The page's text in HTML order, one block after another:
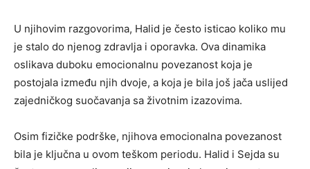
U njihovim razgovorima, Halid je često isticao koliko mu
je stalo do njenog zdravlja i oporavka. Ova dinamika
oslikava duboku emocionalnu povezanost koja je
postojala između njih dvoje, a koja je bila još jača uslijed
zajedničkog suočavanja sa životnim izazovima.
Osim fizičke podrške, njihova emocionalna povezanost
bila je ključna u ovom teškom periodu. Halid i Sejda su